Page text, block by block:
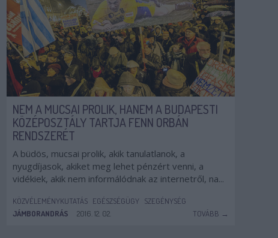
NEM A MUCSAI PROLIK, HANEM A BUDAPESTI
KÖZÉPOSZTÁLY TARTJA FENN ORBÁN
RENDSZERÉT
A büdös, mucsai prolik, akik tanulatlanok, a
nyugdíjasok, akiket meg lehet pénzért venni, a
vidékiek, akik nem informálódnak az internetről, na...
KÖZVÉLEMÉNYKUTATÁS EGÉSZSÉGÜGY SZEGÉNYSÉG
JÁMBORANDRÁS
2016. 12. 02. TOVÁBB →